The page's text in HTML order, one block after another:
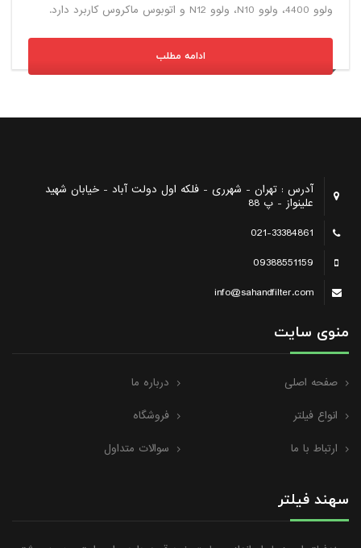
ولوو 4400، ولوو N10، ولوو N12 و اتوبوس ماکروس کاربرد دارد.
ادامه مطلب
آدرس : تهران - شهرری - فلکه اول دولت آباد - خیابان شهید
علینواز - پ 88
021-33384861
09388551159
info@sahandfilter.com
منوی سایت
صفحه اصلی درباره ما
انواع فیلتر فروشگاه
ارتباط با ما سوالات متداول
سهند فیلتر